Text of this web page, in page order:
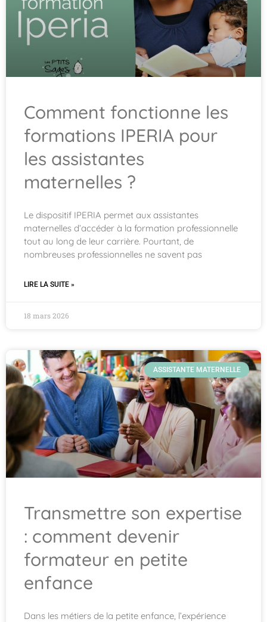
Comment fonctionne les
formations IPERIA pour
les assistantes
maternelles ?
Le dispositif IPERIA permet aux assistantes
maternelles d’accéder à la formation professionnelle
tout au long de leur carrière. Pourtant, de
nombreuses professionnelles ne savent pas
LIRE LA SUITE »
18 mars 2026
ASSISTANTE MATERNELLE
Transmettre son expertise
: comment devenir
formateur en petite
enfance
Dans les métiers de la petite enfance, l’expérience